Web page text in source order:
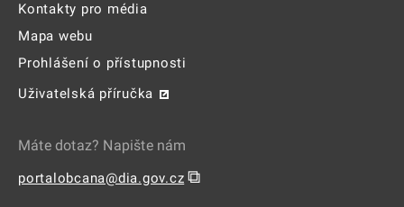
Kontakty pro média
Mapa webu
Prohlášení o přístupnosti
Uživatelská příručka
Máte dotaz? Napište nám
portalobcana@dia.gov.cz ⧉